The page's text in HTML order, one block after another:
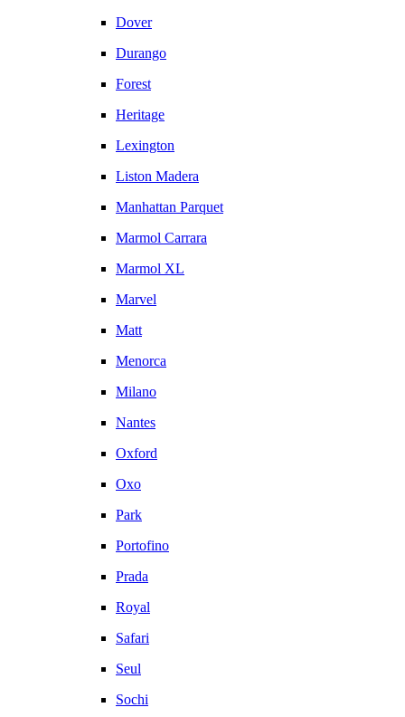
Dover
Durango
Forest
Heritage
Lexington
Liston Madera
Manhattan Parquet
Marmol Carrara
Marmol XL
Marvel
Matt
Menorca
Milano
Nantes
Oxford
Oxo
Park
Portofino
Prada
Royal
Safari
Seul
Sochi